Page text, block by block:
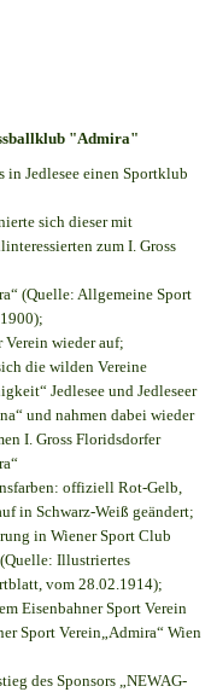
"Admira"
in Jedlesee einen Sportklub
sich dieser mit
zum I. Gross
(Quelle: Allgemeine Sport
Verein wieder auf;
die wilden Vereine
Jedlesee und Jedleseer
und nahmen dabei wieder
I. Gross Floridsdorfer
offiziell Rot-Gelb,
in Schwarz-Weiß geändert;
in Wiener Sport Club
Illustriertes
vom 28.02.1914);
Eisenbahner Sport Verein
Sport Verein„Admira“ Wien
des Sponsors „NEWAG-